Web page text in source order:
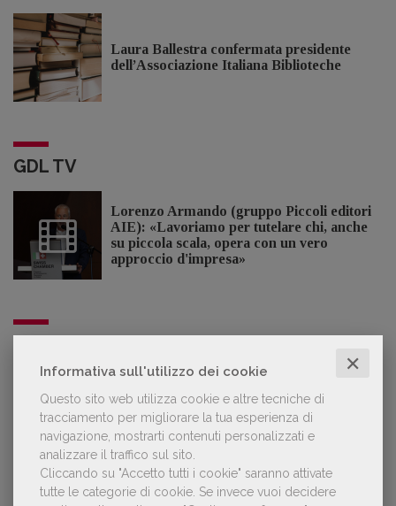
Informativa sull'utilizzo dei cookie ✕
Questo sito web utilizza cookie e altre tecniche di
tracciamento per migliorare la tua esperienza di
navigazione, mostrarti contenuti personalizzati e
analizzare il traffico sul sito.
Cliccando su "Accetto tutti i cookie" saranno attivate
tutte le categorie di cookie. Se invece vuoi decidere
Laura Ballestra confermata presidente
dell’Associazione Italiana Biblioteche
GDL TV
Lorenzo Armando (gruppo Piccoli editori
AIE): «Lavoriamo per tutelare chi, anche
su piccola scala, opera con un vero
approccio d'impresa»
Lavoro: 7 posizioni aperte e 9 stage in
editoria